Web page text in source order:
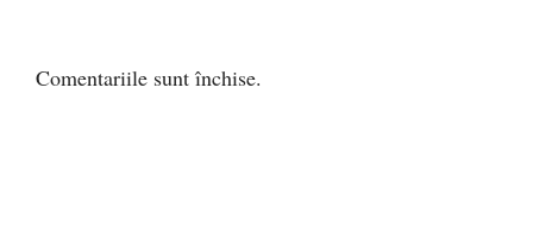
Comentariile sunt închise.